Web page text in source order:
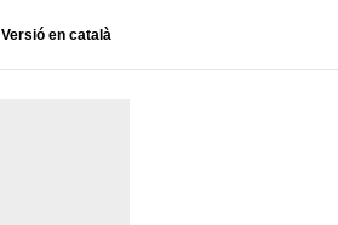
Versió en català